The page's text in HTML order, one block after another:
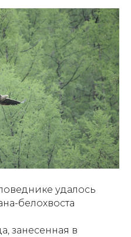
удалось
белохвоста
занесенная в